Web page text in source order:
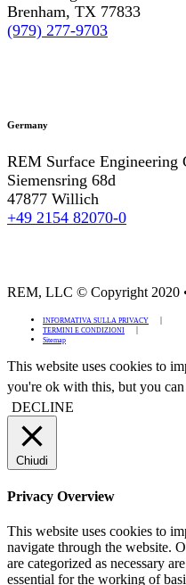
Brenham, TX 77833
(979) 277-9703
Germany
REM Surface Engineering
Siemensring 68d
47877 Willich
+49 2154 82070-0
REM, LLC © Copyright 2020
INFORMATIVA SULLA PRIVACY
TERMINI E CONDIZIONI
Sitemap
This website uses cookies to
you're ok with this, but you
DECLINE
Chiudi
Privacy Overview
This website uses cookies to
navigate through the website.
are categorized as necessary
essential for the working of